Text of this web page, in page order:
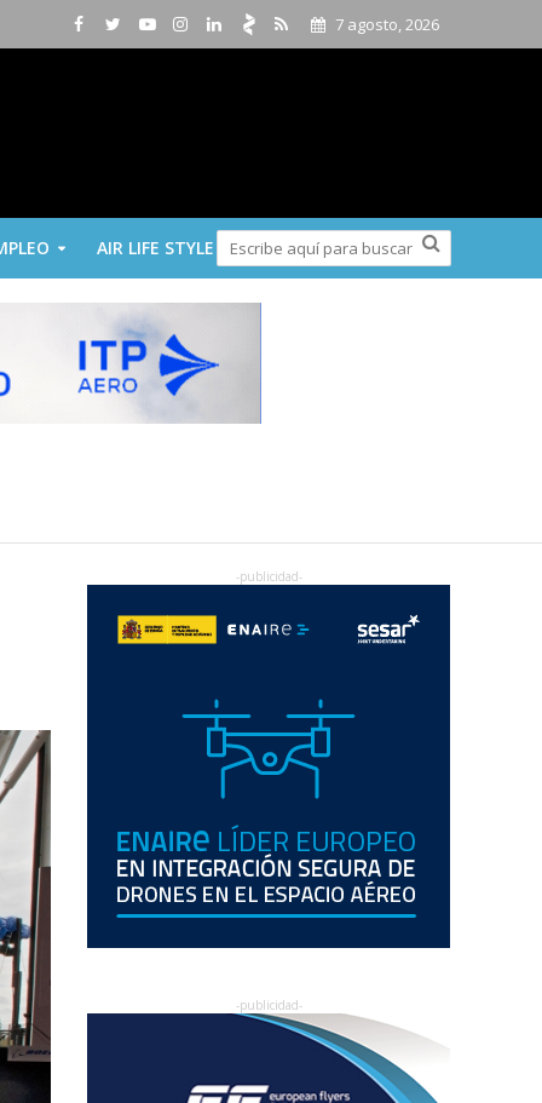
7 agosto, 2026
AIR LIFE STYLE